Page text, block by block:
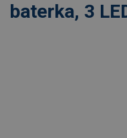
baterka, 3